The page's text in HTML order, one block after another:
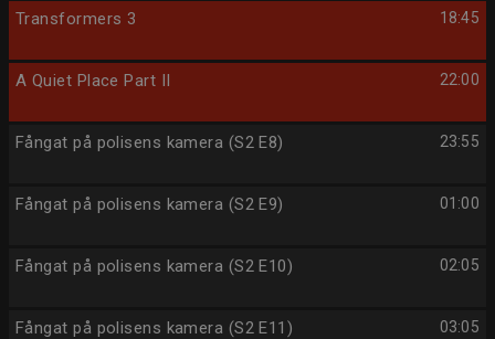
18:45
Transformers 3
22:00
A Quiet Place Part II
23:55
Fångat på polisens kamera (S2 E8)
01:00
Fångat på polisens kamera (S2 E9)
02:05
Fångat på polisens kamera (S2 E10)
03:05
Fångat på polisens kamera (S2 E11)